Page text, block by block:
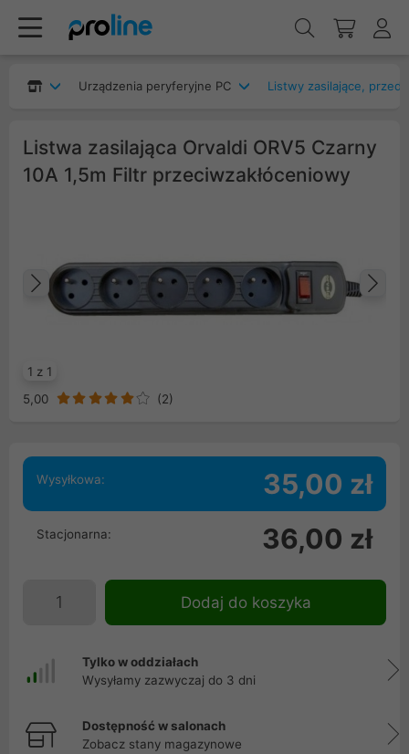
Urządzenia peryferyjne PC Listwy zasilające,
Listwa zasilająca Orvaldi ORV5 Czarny
10A 1,5m Filtr przeciwzakłóceniowy
1 z 1
Poprzedni
5,00 (2)
Wysyłkowa: 35,00 zł
Stacjonarna: 36,00 zł
Dodaj do koszyka
Tylko w oddziałach
Wysyłamy zazwyczaj do 3 dni
Dostępność w salonach
Zobacz stany magazynowe